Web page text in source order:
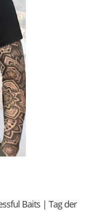
Baits | Tag der